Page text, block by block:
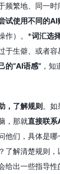
频繁地、同一
试使用不同的AI
作）。*词汇选
于生僻、或者容
的“AI语感” ，知
，了解规则。
，那就直接联系
他们，具体是哪
了解清楚规则
给出一些指导